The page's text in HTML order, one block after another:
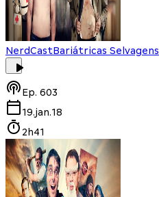
NerdCastBariátricas Selvagens
Ep. 603
19.jan.18
2h41